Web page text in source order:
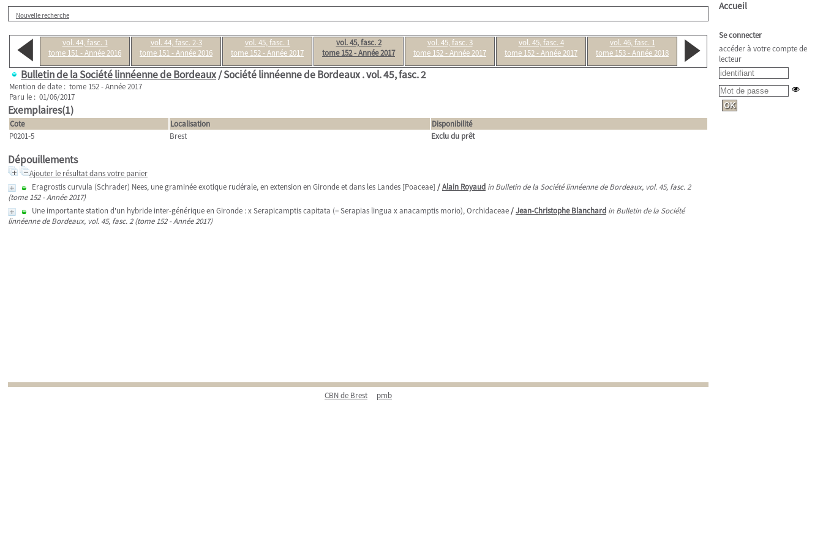
Nouvelle recherche
vol. 44, fasc. 1
tome 151 - Année 2016
vol. 44, fasc. 2-3
tome 151 - Année 2016
vol. 45, fasc. 1
tome 152 - Année 2017
vol. 45, fasc. 2
tome 152 - Année 2017
vol. 45, fasc. 3
tome 152 - Année 2017
vol. 45, fasc. 4
tome 152 - Année 2017
vol. 46, fasc. 1
tome 153 - Année 2018
Bulletin de la Société linnéenne de Bordeaux/ Société linnéenne de Bordeaux .vol. 45, fasc. 2
Mention de date : tome 152 - Année 2017
Paru le : 01/06/2017
Exemplaires(1)
Cote Localisation
Disponibilité
P0201-5
Brest Exclu du prêt
Dépouillements
Ajouter le résultat dans votre panier
Eragrostis curvula (Schrader) Nees, une graminée exotique rudérale, en extension en Gironde et dans les Landes [Poaceae] /Alain Royaud in Bulletin de la Société linnéenne de Bordeaux, vol. 45, fasc. 2
(tome 152 - Année 2017)
Une importante station d'un hybride inter-générique en Gironde : x Serapicamptis capitata (= Serapias lingua x anacamptis morio), Orchidaceae/Jean-Christophe Blanchard in Bulletin de la Société
linnéenne de Bordeaux, vol. 45, fasc. 2 (tome 152 - Année 2017)
CBN de Brest pmb
Accueil
Se connecter
accéder à votre compte de
lecteur